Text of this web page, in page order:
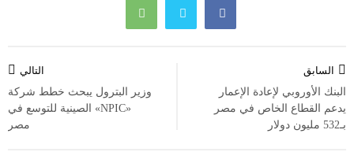
المقالات
السابق
البنك الأوروبي لإعادة الإعمار
يدعم القطاع الخاص في مصر
بـ532 مليون دولار
التالي
وزير البترول يبحث خطط شركة
«NPIC» الصينية للتوسع في
مصر